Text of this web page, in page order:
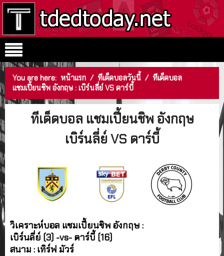
You are here: หน้าแรก / ทีเด็ดบอลวันนี้ / ทีเด็ดบอล
แชมเปี้ยนชิพ อังกฤษ : เบิร์นลี่ย์ VS ดาร์บี้
ทีเด็ดบอล แชมเปี้ยนชิพ อังกฤษ
เบิร์นลี่ย์ VS ดาร์บี้
วิเคราะห์บอล แชมเปี้ยนชิพ อังกฤษ :
เบิร์นลี่ย์ (3) -vs- ดาร์บี้ (16)
สนาม : เทิร์ฟ มัวร์